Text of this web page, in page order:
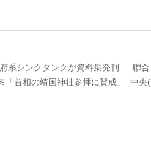
系シンクタンクが資料集発刊 聯合
「首相の靖国神社参拝に賛成」 中